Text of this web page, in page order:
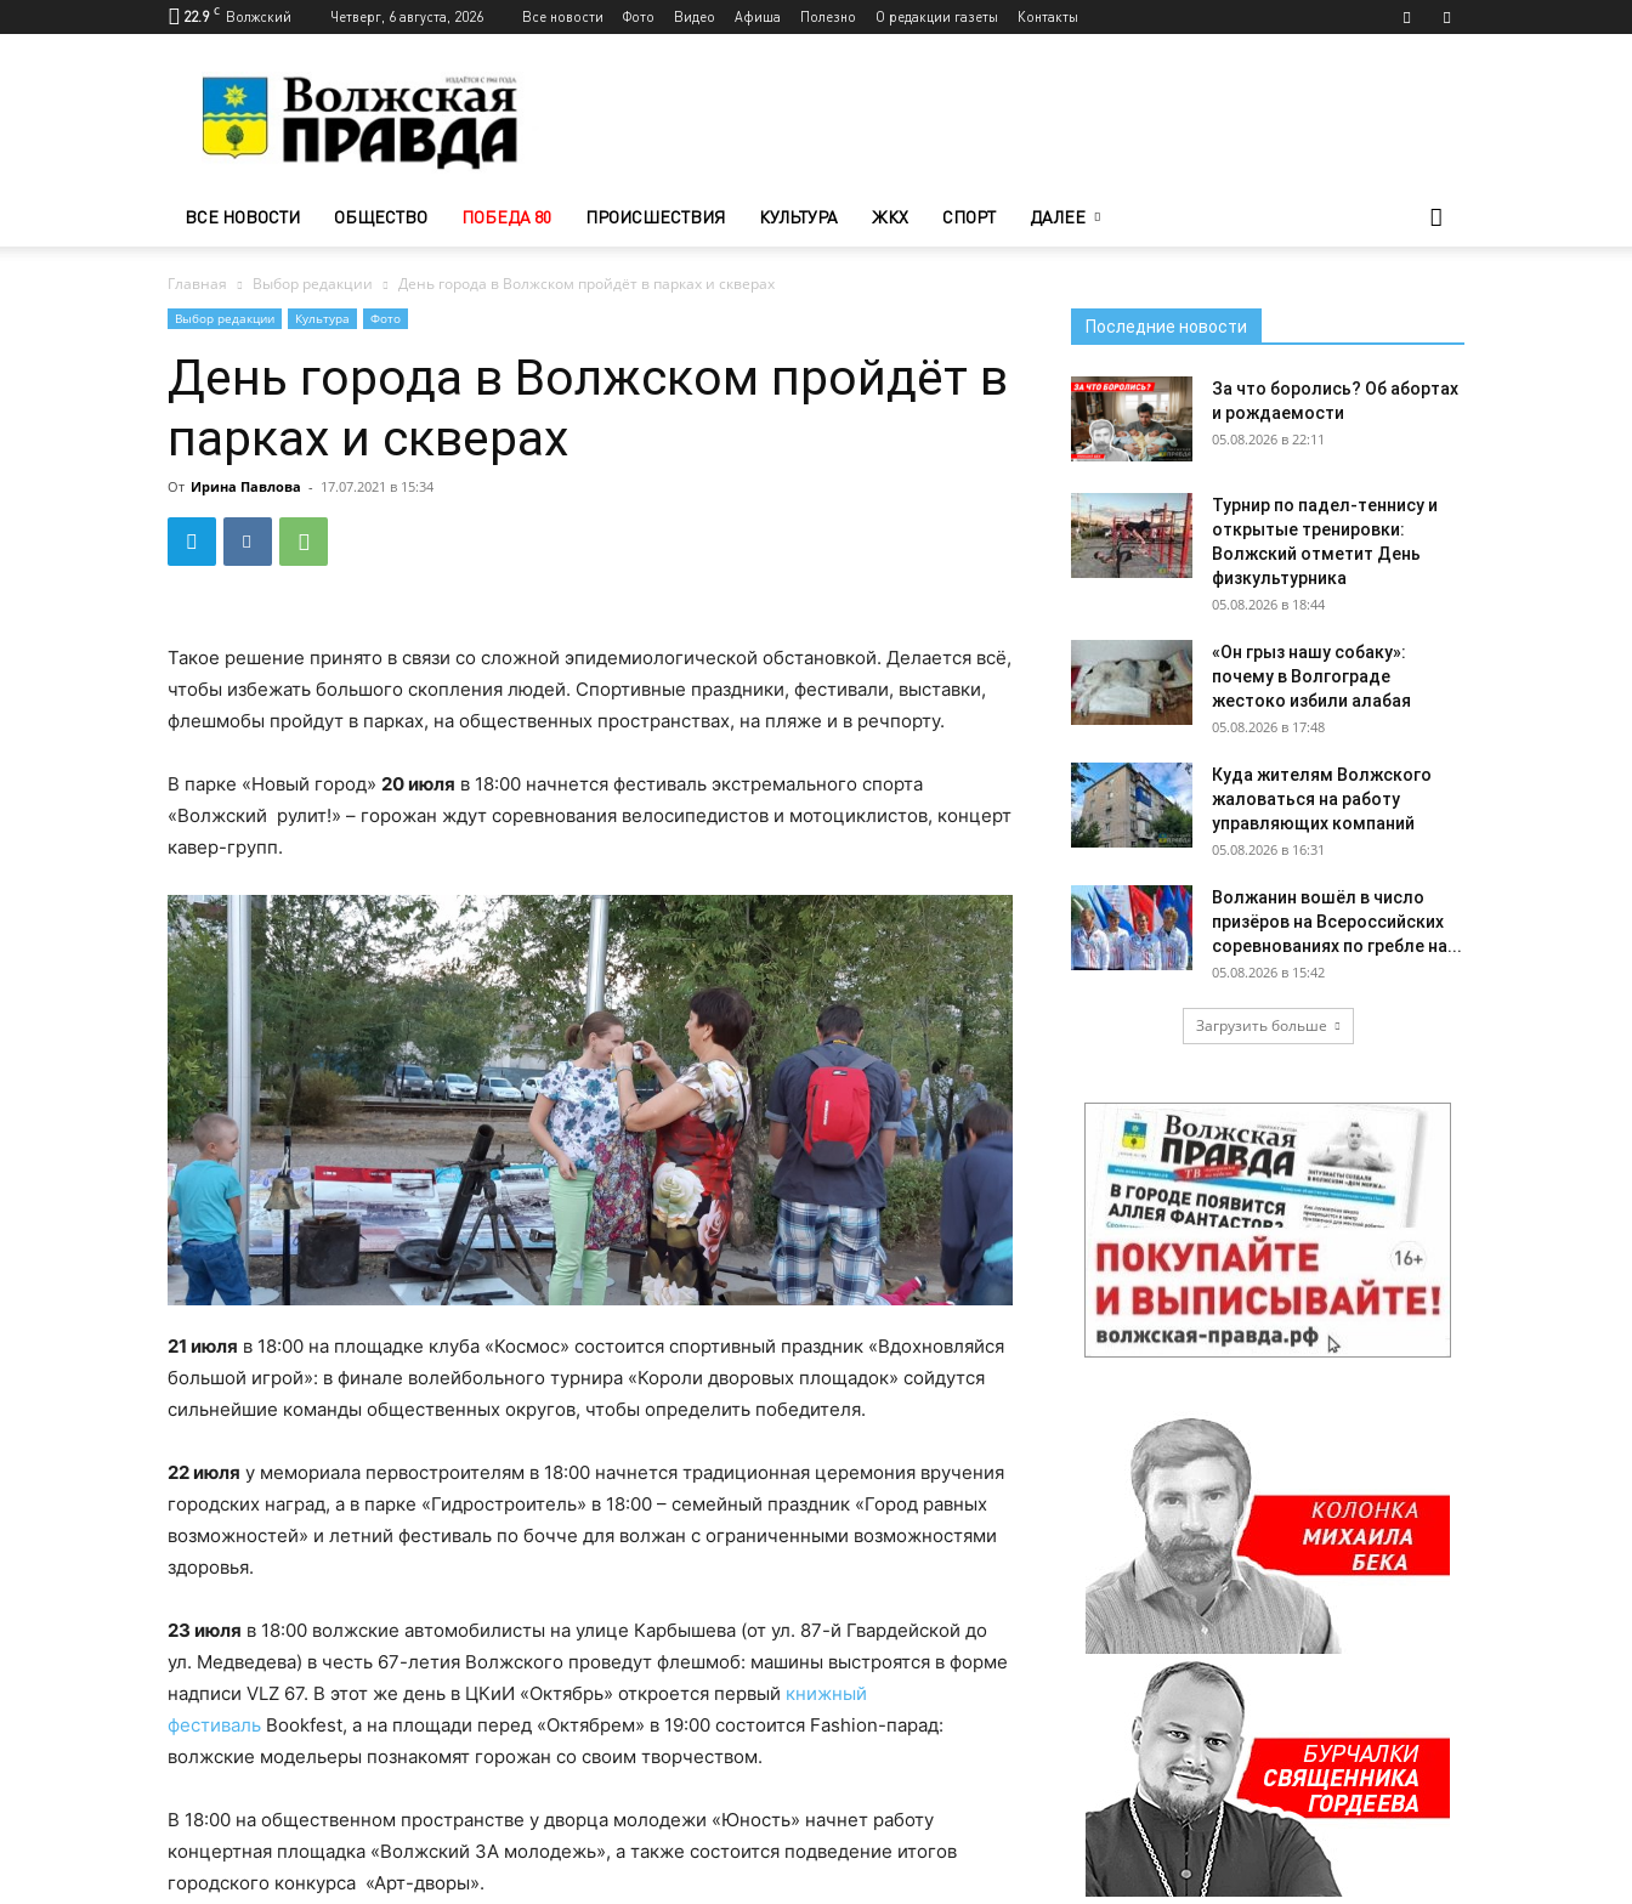
22.9 C Волжский Четверг, 6 августа, 2026 Все новости Фото Видео Афиша Полезно О редакции газеты Контакты
Волжского
—
Волжская
ВСЕ НОВОСТИ ОБЩЕСТВО ПОБЕДА 80 ПРОИСШЕСТВИЯ КУЛЬТУРА ЖКХ СПОРТ ДАЛЕЕ
Главная Выбор редакции День города в Волжском пройдёт в парках и скверах
Выбор редакции Культура Фото
День города в Волжском пройдёт в
парках и скверах
От Ирина Павлова - 17.07.2021 в 15:34
Такое решение принято в связи со сложной эпидемиологической обстановкой. Делается всё,
чтобы избежать большого скопления людей. Спортивные праздники, фестивали, выставки,
флешмобы пройдут в парках, на общественных пространствах, на пляже и в речпорту.
В парке «Новый город» 20 июля в 18:00 начнется фестиваль экстремального спорта
«Волжский рулит!» – горожан ждут соревнования велосипедистов и мотоциклистов, концерт
кавер-групп.
21 июля в 18:00 на площадке клуба «Космос» состоится спортивный праздник «Вдохновляйся
большой игрой»: в финале волейбольного турнира «Короли дворовых площадок» сойдутся
сильнейшие команды общественных округов, чтобы определить победителя.
22 июля у мемориала первостроителям в 18:00 начнется традиционная церемония вручения
городских наград, а в парке «Гидростроитель» в 18:00 – семейный праздник «Город равных
возможностей» и летний фестиваль по бочче для волжан с ограниченными возможностями
здоровья.
23 июля в 18:00 волжские автомобилисты на улице Карбышева (от ул. 87-й Гвардейской до
ул. Медведева) в честь 67-летия Волжского проведут флешмоб: машины выстроятся в форме
надписи VLZ 67. В этот же день в ЦКиИ «Октябрь» откроется первый книжный
фестиваль Bookfest, а на площади перед «Октябрем» в 19:00 состоится Fashion-парад:
волжские модельеры познакомят горожан со своим творчеством.
В 18:00 на общественном пространстве у дворца молодежи «Юность» начнет работу
концертная площадка «Волжский ЗА молодежь», а также состоится подведение итогов
городского конкурса «Арт-дворы».
Последние новости
За что боролись? Об абортах
и рождаемости
05.08.2026 в 22:11
Турнир по падел-теннису и
открытые тренировки:
Волжский отметит День
физкультурника
05.08.2026 в 18:44
«Он грыз нашу собаку»:
почему в Волгограде
жестоко избили алабая
05.08.2026 в 17:48
Куда жителям Волжского
жаловаться на работу
управляющих компаний
05.08.2026 в 16:31
Волжанин вошёл в число
призёров на Всероссийских
соревнованиях по гребле на...
05.08.2026 в 15:42
Загрузить больше